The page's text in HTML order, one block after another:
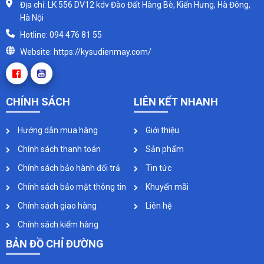
Địa chỉ: LK 556 DV12 kdv Đào Đất Hàng Bè, Kiến Hưng, Hà Đông,
Hà Nội
Hotline: 094 476 81 55
Website: https://kysudienmay.com/
CHÍNH SÁCH
Hướng dẫn mua hàng
Chính sách thanh toán
Chính sách bảo hành đổi trả
Chính sách bảo mật thông tin
Chính sách giao hàng
Chính sách kiểm hàng
LIÊN KẾT NHANH
Giới thiệu
Sản phẩm
Tin tức
Khuyến mãi
Liên hệ
BẢN ĐỒ CHỈ ĐƯỜNG